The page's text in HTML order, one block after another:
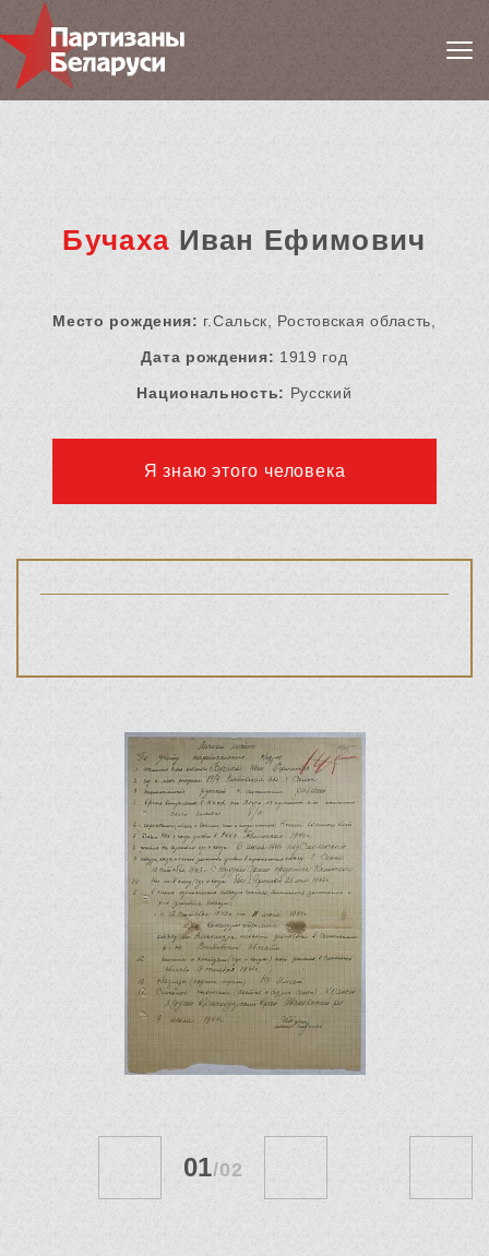
Бучаха Иван Ефимович
Место рождения: г.Сальск, Ростовская область,
Дата рождения: 1919 год
Национальность: Русский
Я знаю этого человека
01/02